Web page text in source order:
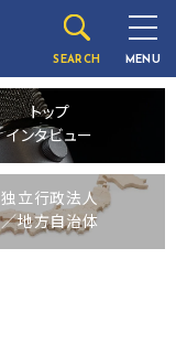
SEARCH MENU
トップ
インタビュー
独立行政法人
／地方自治体